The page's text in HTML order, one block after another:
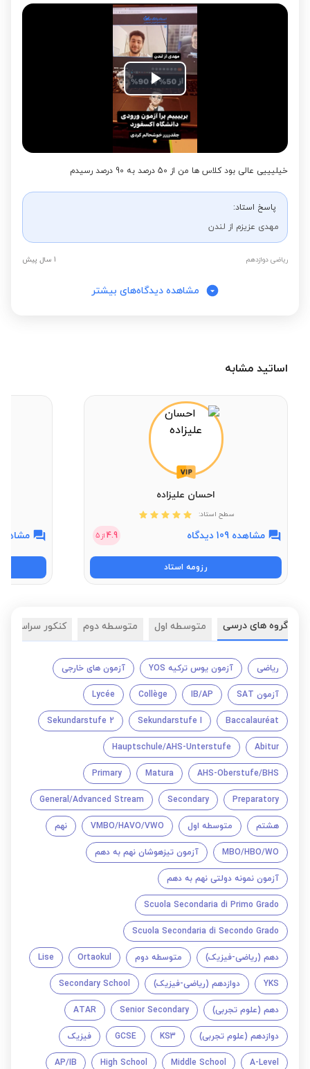
Play
Video
خیلیییی عالی بود کلاس ها من از 50 درصد به 90 درصد رسیدم
پاسخ استاد:
مهدی عزیزم از لندن
ریاضی دوازدهم 1 سال پیش
مشاهده دیدگاه‌های بیشتر
اساتید مشابه
احسان علیزاده
سطح استاد:
مشاهده 109 دیدگاه 4.9 از 5
رزومه استاد
مشاهده 100
گروه های درسی متوسطه اول متوسطه دوم کنکور سراسری
ریاضی آزمون یوس ترکیه YOS آزمون های خارجی
آزمون SAT IB/AP
Collège
Lycée
Baccalauréat
Sekundarstufe I
Sekundarstufe 2
Abitur
Hauptschule/AHS-Unterstufe
AHS-Oberstufe/BHS
Matura
Primary
Preparatory
Secondary
General/Advanced Stream
هشتم متوسطه اول VMBO/HAVO/VWO نهم
MBO/HBO/WO آزمون تیزهوشان نهم به دهم
آزمون نمونه دولتی نهم به دهم
Scuola Secondaria di Primo Grado
Scuola Secondaria di Secondo Grado
دهم (ریاضی-فیزیک) متوسطه دوم Ortaokul
Lise
YKS دوازدهم (ریاضی-فیزیک) Secondary School
دهم (علوم تجربی) Senior Secondary
ATAR
دوازدهم (علوم تجربی) KS3
GCSE فیزیک
A-Level
Middle School
High School
AP/IB